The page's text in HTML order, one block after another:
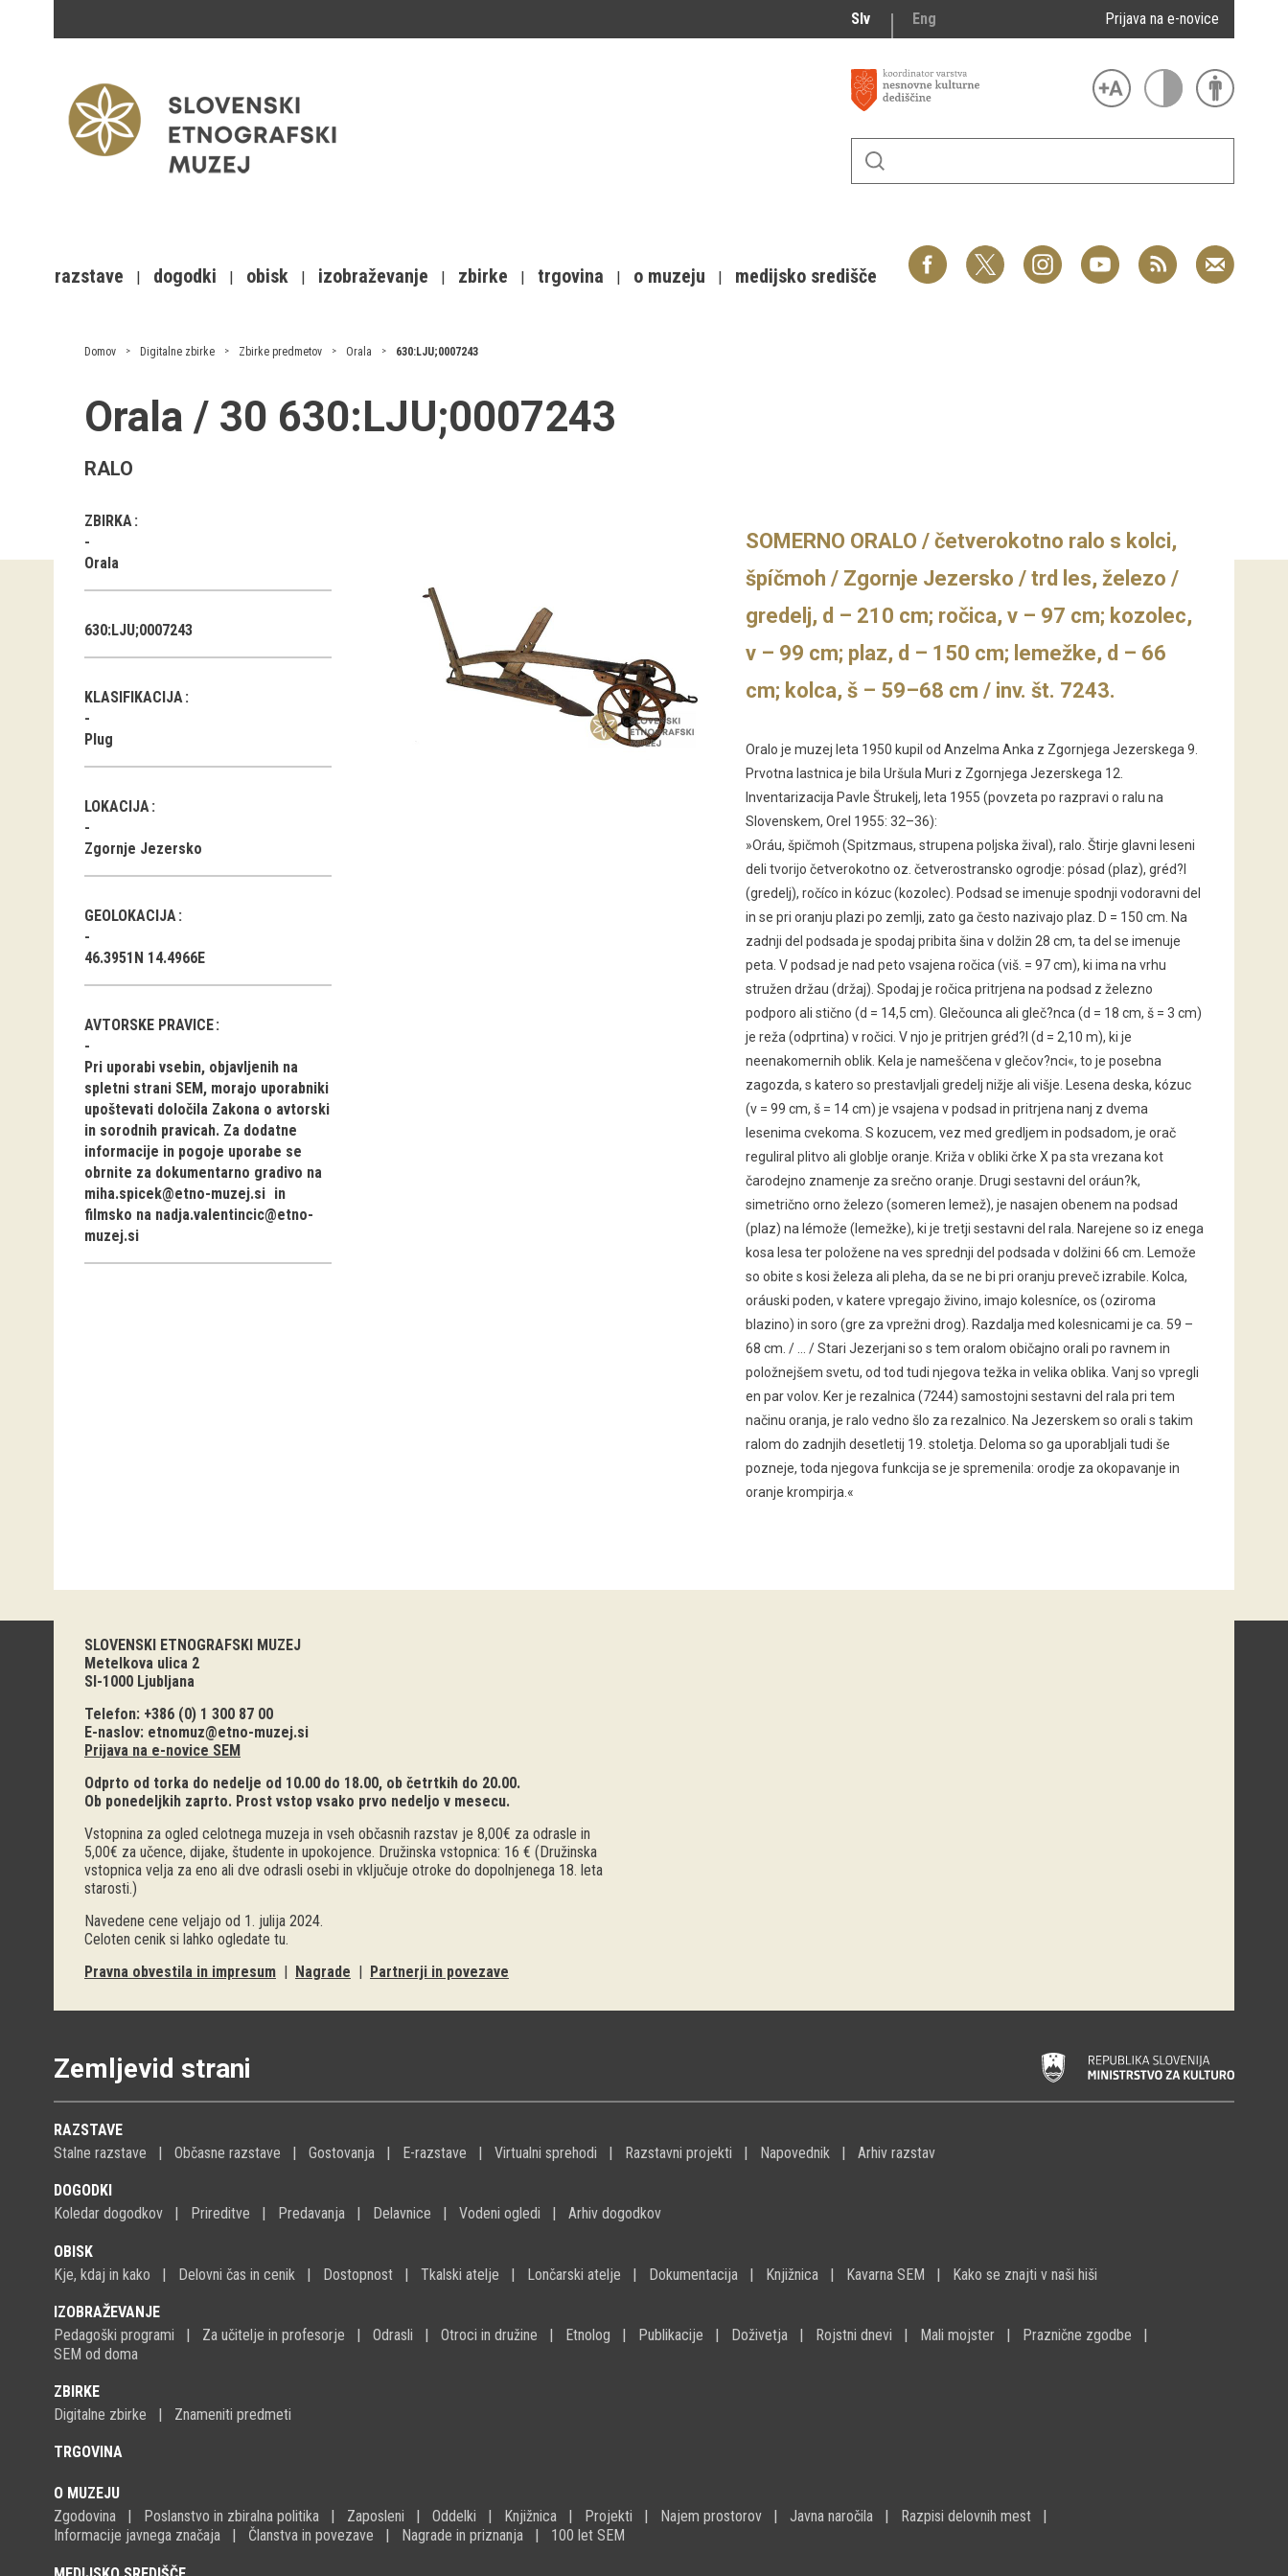
Slv Eng Prijava na e-novice
razstave dogodki obisk izobraževanje zbirke trgovina o muzeju medijsko središče
Domov Digitalne zbirke Zbirke predmetov Orala 630:LJU;0007243
Orala / 30 630:LJU;0007243
RALO
ZBIRKA
Orala
630:LJU;0007243
KLASIFIKACIJA
Plug
LOKACIJA
Zgornje Jezersko
GEOLOKACIJA
46.3951N 14.4966E
AVTORSKE PRAVICE
Pri uporabi vsebin, objavljenih na
spletni strani SEM, morajo uporabniki
upoštevati določila Zakona o avtorski
in sorodnih pravicah. Za dodatne
informacije in pogoje uporabe se
obrnite za dokumentarno gradivo na
miha.spicek@etno-muzej.si in
filmsko na nadja.valentincic@etno-
muzej.si
SOMERNO ORALO / četverokotno ralo s kolci,
špíčmoh / Zgornje Jezersko / trd les, železo /
gredelj, d – 210 cm; ročica, v – 97 cm; kozolec,
v – 99 cm; plaz, d – 150 cm; lemežke, d – 66
cm; kolca, š – 59–68 cm / inv. št. 7243.
Oralo je muzej leta 1950 kupil od Anzelma Anka z Zgornjega Jezerskega 9.
Prvotna lastnica je bila Uršula Muri z Zgornjega Jezerskega 12.
Inventarizacija Pavle Štrukelj, leta 1955 (povzeta po razpravi o ralu na
Slovenskem, Orel 1955: 32–36):
»Oráu, špičmoh (Spitzmaus, strupena poljska žival), ralo. Štirje glavni leseni
deli tvorijo četverokotno oz. četverostransko ogrodje: pósad (plaz), gréd?l
(gredelj), ročíco in kózuc (kozolec). Podsad se imenuje spodnji vodoravni del
in se pri oranju plazi po zemlji, zato ga često nazivajo plaz. D = 150 cm. Na
zadnji del podsada je spodaj pribita šina v dolžin 28 cm, ta del se imenuje
peta. V podsad je nad peto vsajena ročica (viš. = 97 cm), ki ima na vrhu
stružen držau (držaj). Spodaj je ročica pritrjena na podsad z železno
podporo ali stično (d = 14,5 cm). Glečounca ali gleč?nca (d = 18 cm, š = 3 cm)
je reža (odprtina) v ročici. V njo je pritrjen gréd?l (d = 2,10 m), ki je
neenakomernih oblik. Kela je nameščena v glečov?nci«, to je posebna
zagozda, s katero so prestavljali gredelj nižje ali višje. Lesena deska, kózuc
(v = 99 cm, š = 14 cm) je vsajena v podsad in pritrjena nanj z dvema
lesenima cvekoma. S kozucem, vez med gredljem in podsadom, je orač
reguliral plitvo ali globlje oranje. Križa v obliki črke X pa sta vrezana kot
čarodejno znamenje za srečno oranje. Drugi sestavni del oráun?k,
simetrično orno železo (someren lemež), je nasajen obenem na podsad
(plaz) na lémože (lemežke), ki je tretji sestavni del rala. Narejene so iz enega
kosa lesa ter položene na ves sprednji del podsada v dolžini 66 cm. Lemože
so obite s kosi železa ali pleha, da se ne bi pri oranju preveč izrabile. Kolca,
oráuski poden, v katere vpregajo živino, imajo kolesníce, os (oziroma
blazino) in soro (gre za vprežni drog). Razdalja med kolesnicami je ca. 59 –
68 cm. / … / Stari Jezerjani so s tem oralom običajno orali po ravnem in
položnejšem svetu, od tod tudi njegova težka in velika oblika. Vanj so vpregli
en par volov. Ker je rezalnica (7244) samostojni sestavni del rala pri tem
načinu oranja, je ralo vedno šlo za rezalnico. Na Jezerskem so orali s takim
ralom do zadnjih desetletij 19. stoletja. Deloma so ga uporabljali tudi še
pozneje, toda njegova funkcija se je spremenila: orodje za okopavanje in
oranje krompirja.«
SLOVENSKI ETNOGRAFSKI MUZEJ
Metelkova ulica 2
SI-1000 Ljubljana
Telefon: +386 (0) 1 300 87 00
E-naslov: etnomuz@etno-muzej.si
Prijava na e-novice SEM
Odprto od torka do nedelje od 10.00 do 18.00, ob četrtkih do 20.00.
Ob ponedeljkih zaprto. Prost vstop vsako prvo nedeljo v mesecu.
Vstopnina za ogled celotnega muzeja in vseh občasnih razstav je 8,00€ za odrasle in
5,00€ za učence, dijake, študente in upokojence. Družinska vstopnica: 16 € (Družinska
vstopnica velja za eno ali dve odrasli osebi in vključuje otroke do dopolnjenega 18. leta
starosti.)
Navedene cene veljajo od 1. julija 2024.
Celoten cenik si lahko ogledate tu.
Pravna obvestila in impresum | Nagrade | Partnerji in povezave
Zemljevid strani
RAZSTAVE
Stalne razstave
Občasne razstave Gostovanja E-razstave Virtualni sprehodi Razstavni projekti Napovednik Arhiv razstav
DOGODKI
Koledar dogodkov
Prireditve Predavanja Delavnice Vodeni ogledi Arhiv dogodkov
OBISK
Kje, kdaj in kako
Delovni čas in cenik Dostopnost Tkalski atelje Lončarski atelje Dokumentacija Knjižnica Kavarna SEM Kako se znajti v naši hiši
IZOBRAŽEVANJE
Pedagoški programi
Za učitelje in profesorje Odrasli Otroci in družine Etnolog Publikacije Doživetja Rojstni dnevi Mali mojster
Praznične zgodbe
SEM od doma
ZBIRKE
Digitalne zbirke
Znameniti predmeti
TRGOVINA
O MUZEJU
Zgodovina
Poslanstvo in zbiralna politika Zaposleni Oddelki Knjižnica Projekti Najem prostorov Javna naročila
Razpisi delovnih mest
Informacije javnega značaja
Članstva in povezave Nagrade in priznanja 100 let SEM